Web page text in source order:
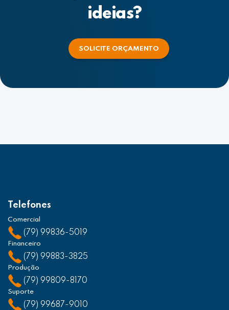
ideias?
SOLICITE ORÇAMENTO
Telefones
Comercial
(79) 99836-5019
Financeiro
(79) 99883-3825
Produção
(79) 99809-8170
Suporte
(79) 99687-9010